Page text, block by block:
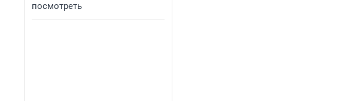
посмотреть